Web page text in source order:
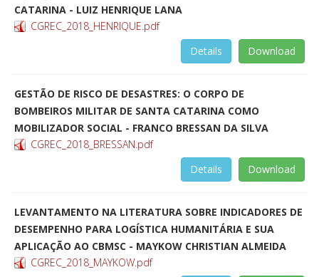
CATARINA - LUIZ HENRIQUE LANA
CGREC_2018_HENRIQUE.pdf
Download
Details
GESTÃO DE RISCO DE DESASTRES: O CORPO DE
BOMBEIROS MILITAR DE SANTA CATARINA COMO
MOBILIZADOR SOCIAL - FRANCO BRESSAN DA SILVA
CGREC_2018_BRESSAN.pdf
Download
Details
LEVANTAMENTO NA LITERATURA SOBRE INDICADORES DE
DESEMPENHO PARA LOGÍSTICA HUMANITÁRIA E SUA
APLICAÇÃO AO CBMSC - MAYKOW CHRISTIAN ALMEIDA
CGREC_2018_MAYKOW.pdf